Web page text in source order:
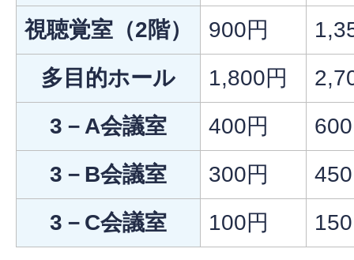
視聴覚室（2階）
900円
多目的ホール
1,800円
3－A会議室
400円
3－B会議室
300円
3－C会議室
100円